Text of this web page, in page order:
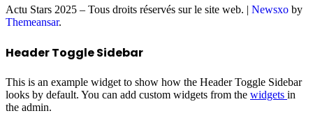
Actu Stars 2025 – Tous droits réservés sur le site web. | Newsxo by
Themeansar.
Header Toggle Sidebar
This is an example widget to show how the Header Toggle Sidebar
looks by default. You can add custom widgets from the widgets in
the admin.